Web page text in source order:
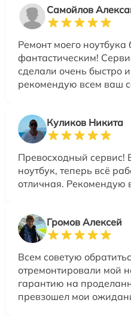
Самойлов
Ремонт моего ноутбука
фантастическим!
сделали очень быстро
рекомендую всем ваш
Куликов Никита
Превосходный сервис!
ноутбук, теперь всё
отличная. Рекомендую
Громов Алексей
Всем советую
отремонтировали мой
гарантию на
превзошел мои